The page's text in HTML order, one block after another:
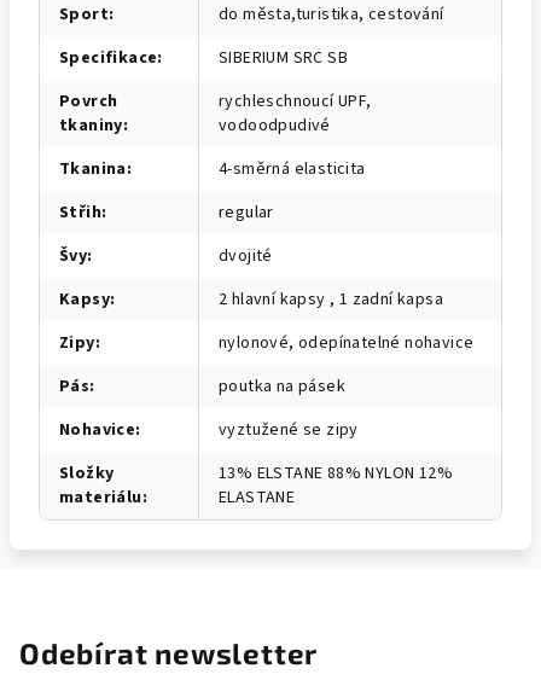
Sport:
do města,turistika, cestování
Specifikace:
SIBERIUM SRC SB
Povrch
tkaniny:
rychleschnoucí UPF,
vodoodpudivé
Tkanina:
4-směrná elasticita
Střih:
regular
Švy:
dvojité
Kapsy:
2 hlavní kapsy , 1 zadní kapsa
Zipy:
nylonové, odepínatelné nohavice
Pás:
poutka na pásek
Nohavice:
vyztužené se zipy
Složky
materiálu:
13% ELSTANE 88% NYLON 12%
ELASTANE
Odebírat newsletter